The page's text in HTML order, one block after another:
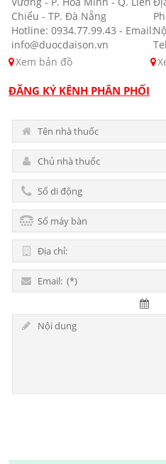
Chiểu - TP. Đà Nẵng
Hotline: 0934.77.99.43 - Email:
info@duocdaison.vn
Xem bản đồ
ĐĂNG KÝ KÊNH PHÂN PHỐI